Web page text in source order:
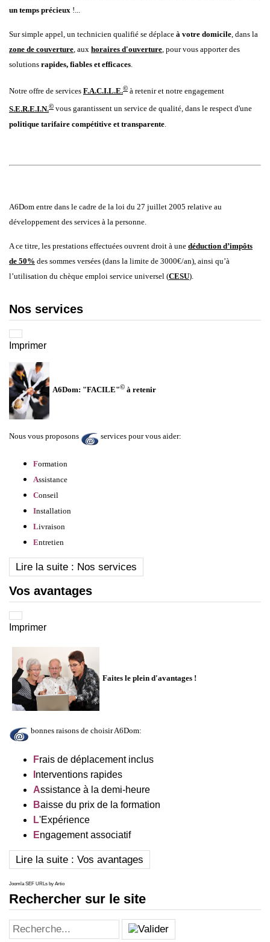
un temps précieux !...
Sur simple appel, un technicien qualifié se déplace à votre domicile, dans la
zone de couverture, aux horaires d'ouverture, pour vous apporter des
solutions rapides, fiables et efficaces.
Notre offre de services F.A.C.I.L.E.© à retenir et notre engagement
S.E.R.E.I.N.© vous garantissent un service de qualité, dans le respect d'une
politique tarifaire compétitive et transparente
A6Dom entre dans le cadre de la loi du 27 juillet 2005 relative au
développement des services à la personne.
A ce titre, les prestations effectuées ouvrent droit à une déduction d’impôts
de 50% des sommes versées (dans la limite de 3000€/an), ainsi qu’à
l’utilisation du chèque emploi service universel (CESU).
Nos services
Imprimer
A6Dom: "FACILE"© à retenir
Nous vous proposons services pour vous aider:
Formation
Assistance
Conseil
Installation
Livraison
Entretien
Lire la suite : Nos services
Vos avantages
Imprimer
Faites le plein d'avantages !
bonnes raisons de choisir A6Dom:
Frais de déplacement inclus
nterventions rapides
Assistance à la demi-heure
Baisse du prix de la formation
L'Expérience
Engagement associatif
Lire la suite : Vos avantages
Joomla SEF URLs by Artio
Rechercher sur le site